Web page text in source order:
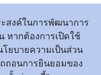
ร|นโยบายการคุ้มครอง
คล
สงค์ในการพัฒนาการ
หากต้องการเปิดใช้
ยบายความเป็นส่วน
ถอนการยินยอมของ